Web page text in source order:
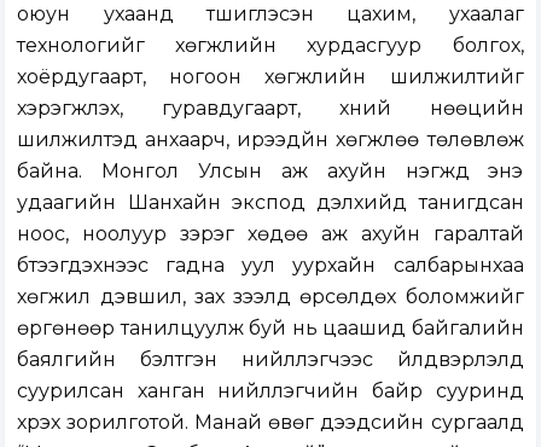
оюун ухаанд түшиглэсэн цахим, ухаалаг
технологийг хөгжлийн хурдасгуур болгох,
хоёрдугаарт, ногоон хөгжлийн шилжилтийг
хэрэгжүүлэх, гуравдугаарт, хүний нөөцийн
шилжилтэд анхаарч, ирээдүйн хөгжлөө төлөвлөж
байна. Монгол Улсын аж ахуйн нэгжүүд энэ
удаагийн Шанхайн экспод дэлхийд танигдсан
ноос, ноолуур зэрэг хөдөө аж ахуйн гаралтай
бүтээгдэхүүнээс гадна уул уурхайн салбарынхаа
хөгжил дэвшил, зах зээлд өрсөлдөх боломжийг
өргөнөөр танилцуулж буй нь цаашид байгалийн
баялгийн бэлтгэн нийлүүлэгчээс үйлдвэрлэлд
суурилсан ханган нийлүүлэгчийн байр сууринд
хүрэх зорилготой. Манай өвөг дээдсийн сургаалд